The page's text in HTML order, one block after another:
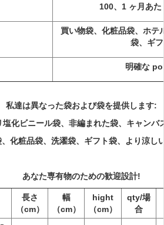
100、1 ヶ月あ
買い物袋、化粧品袋、ホテ
袋、ギ
明確な
私達は異なった袋および袋を提供します:
塩化ビニール袋、非編まれた袋、キャンバ
、化粧品袋、洗濯袋、ギフト袋、より涼し
あなた専有物のための歓迎設計!
長さ
（cm）
幅
（cm）
hight
（cm）
qty/場
合